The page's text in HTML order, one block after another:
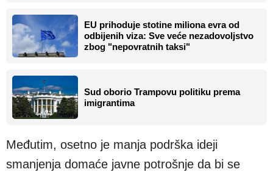
EU prihoduje stotine miliona evra od
odbijenih viza: Sve veće nezadovoljstvo
zbog "nepovratnih taksi"
Sud oborio Trampovu politiku prema
imigrantima
Međutim, osetno je manja podrška ideji
smanjenja domaće javne potrošnje da bi se